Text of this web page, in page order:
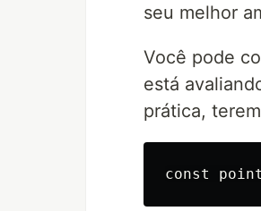
seu melhor
Você pode
está
prática,